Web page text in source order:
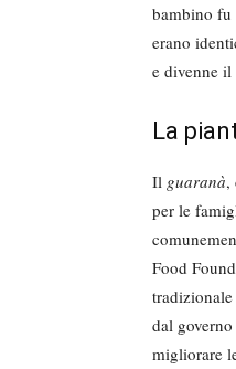
bambino fu
erano
e divenne il
La
Il guaranà,
per le
Food
dal
migliorare